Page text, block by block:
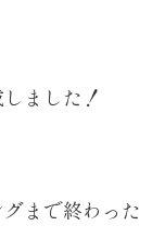
ました！
まで終わった